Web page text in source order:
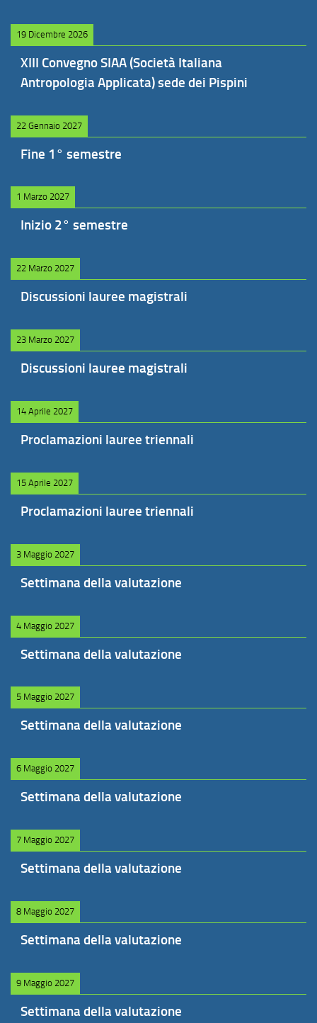
19 Dicembre 2026
XIII Convegno SIAA (Società Italiana
Antropologia Applicata) sede dei Pispini
22 Gennaio 2027
Fine 1° semestre
1 Marzo 2027
Inizio 2° semestre
22 Marzo 2027
Discussioni lauree magistrali
23 Marzo 2027
Discussioni lauree magistrali
14 Aprile 2027
Proclamazioni lauree triennali
15 Aprile 2027
Proclamazioni lauree triennali
3 Maggio 2027
Settimana della valutazione
4 Maggio 2027
Settimana della valutazione
5 Maggio 2027
Settimana della valutazione
6 Maggio 2027
Settimana della valutazione
7 Maggio 2027
Settimana della valutazione
8 Maggio 2027
Settimana della valutazione
9 Maggio 2027
Settimana della valutazione